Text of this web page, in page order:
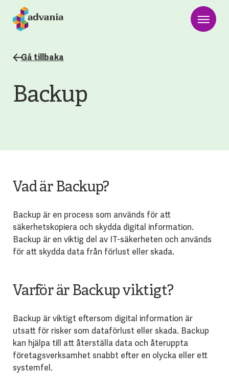
Gå tillbaka
Backup
Vad är Backup?
Backup är en process som används för att
säkerhetskopiera och skydda digital information.
Backup är en viktig del av IT-säkerheten och används
för att skydda data från förlust eller skada.
Varför är Backup viktigt?
Backup är viktigt eftersom digital information är
utsatt för risker som dataförlust eller skada. Backup
kan hjälpa till att återställa data och återuppta
företagsverksamhet snabbt efter en olycka eller ett
systemfel.